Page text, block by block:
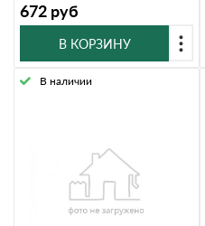
672 руб
В КОРЗИНУ
В наличии